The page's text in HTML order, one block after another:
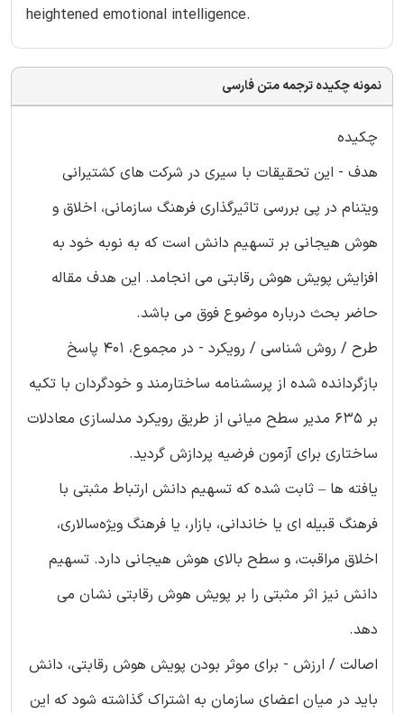
heightened emotional intelligence.
نمونه چکیده ترجمه متن فارسی
چکیده
هدف - این تحقیقات با سیری در شرکت های کشتیرانی
ویتنام در پی بررسی تاثیرگذاری فرهنگ سازمانی، اخلاق و
هوش هیجانی بر تسهیم دانش است که به نوبه خود به
افزایش پویش هوش رقابتی می انجامد. این هدف مقاله
حاضر بحث درباره موضوع فوق می باشد.
طرح / روش شناسی / رویکرد - در مجموع، 401 پاسخ
بازگردانده شده از پرسشنامه ساختارمند و خودگردان با تکیه
بر 635 مدیر سطح میانی از طریق رویکرد مدلسازی معادلات
ساختاری برای آزمون فرضیه پردازش گردید.
یافته ها – ثابت شده که تسهیم دانش ارتباط مثبتی با
فرهنگ قبیله ای یا خاندانی، بازار، یا فرهنگ ویژه‌سالاری،
اخلاق مراقبت، و سطح بالای هوش هیجانی دارد. تسهیم
دانش نیز اثر مثبتی را بر پویش هوش رقابتی نشان می
دهد.
اصالت / ارزش - برای موثر بودن پویش هوش رقابتی، دانش
باید در میان اعضای سازمان به اشتراک گذاشته شود که این